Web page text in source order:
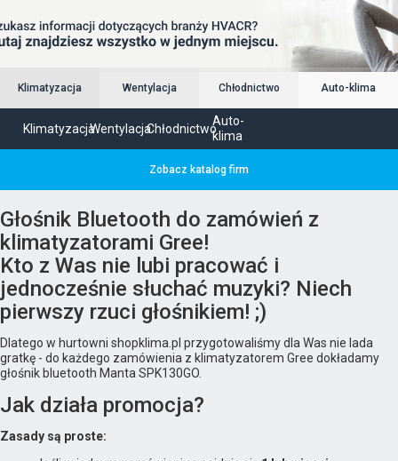
Klimatyzacja Wentylacja Chłodnictwo Auto-klima
KlimatyzacjaWentylacjaChłodnictwo
Auto-
klima
Zobacz katalog firm
Głośnik Bluetooth do zamówień z
klimatyzatorami Gree!
Kto z Was nie lubi pracować i
jednocześnie słuchać muzyki? Niech
pierwszy rzuci głośnikiem! ;)
Dlatego w hurtowni shopklima.pl przygotowaliśmy dla Was nie lada
gratkę - do każdego zamówienia z klimatyzatorem Gree dokładamy
głośnik bluetooth Manta SPK130GO.
Jak działa promocja?
Zasady są proste: